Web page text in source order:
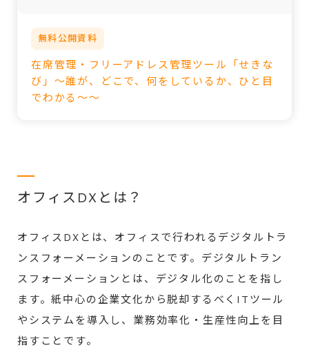
無料公開資料
在席管理・フリーアドレス管理ツール「せきな
び」～誰が、どこで、何をしているか、ひと目
でわかる～～
オフィスDXとは？
オフィスDXとは、オフィスで行われるデジタルトラ
ンスフォーメーションのことです。デジタルトラン
スフォーメーションとは、デジタル化のことを指し
ます。紙中心の企業文化から脱却するべくITツール
やシステムを導入し、業務効率化・生産性向上を目
指すことです。